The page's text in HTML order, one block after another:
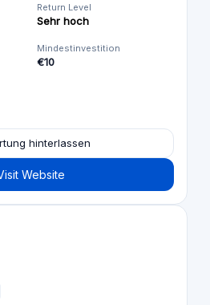
Return Level
Sehr hoch
Mindestinvestition
€10
hinterlassen
Website